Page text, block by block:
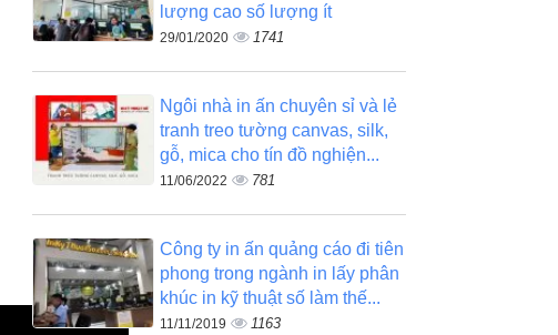
lượng cao số lượng ít
29/01/2020 1741
Ngôi nhà in ấn chuyên sỉ và lẻ
tranh treo tường canvas, silk,
gỗ, mica cho tín đồ nghiện...
11/06/2022 781
Công ty in ấn quảng cáo đi tiên
phong trong ngành in lấy phân
khúc in kỹ thuật số làm thế...
11/11/2019 1163